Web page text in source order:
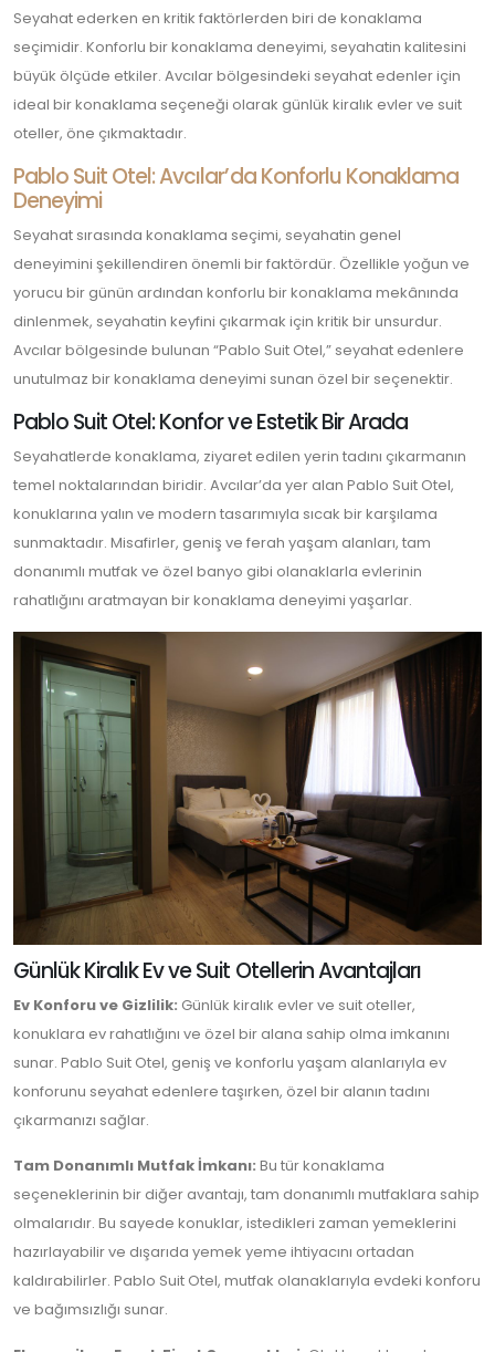
Seyahat ederken en kritik faktörlerden biri de konaklama
seçimidir. Konforlu bir konaklama deneyimi, seyahatin kalitesini
büyük ölçüde etkiler. Avcılar bölgesindeki seyahat edenler için
ideal bir konaklama seçeneği olarak günlük kiralık evler ve suit
oteller, öne çıkmaktadır.
Pablo Suit Otel: Avcılar’da Konforlu Konaklama
Deneyimi
Seyahat sırasında konaklama seçimi, seyahatin genel
deneyimini şekillendiren önemli bir faktördür. Özellikle yoğun ve
yorucu bir günün ardından konforlu bir konaklama mekânında
dinlenmek, seyahatin keyfini çıkarmak için kritik bir unsurdur.
Avcılar bölgesinde bulunan “Pablo Suit Otel,” seyahat edenlere
unutulmaz bir konaklama deneyimi sunan özel bir seçenektir.
Pablo Suit Otel: Konfor ve Estetik Bir Arada
Seyahatlerde konaklama, ziyaret edilen yerin tadını çıkarmanın
temel noktalarından biridir. Avcılar’da yer alan Pablo Suit Otel,
konuklarına yalın ve modern tasarımıyla sıcak bir karşılama
sunmaktadır. Misafirler, geniş ve ferah yaşam alanları, tam
donanımlı mutfak ve özel banyo gibi olanaklarla evlerinin
rahatlığını aratmayan bir konaklama deneyimi yaşarlar.
Günlük Kiralık Ev ve Suit Otellerin Avantajları
Ev Konforu ve Gizlilik: Günlük kiralık evler ve suit oteller,
konuklara ev rahatlığını ve özel bir alana sahip olma imkanını
sunar. Pablo Suit Otel, geniş ve konforlu yaşam alanlarıyla ev
konforunu seyahat edenlere taşırken, özel bir alanın tadını
çıkarmanızı sağlar.
Tam Donanımlı Mutfak İmkanı: Bu tür konaklama
seçeneklerinin bir diğer avantajı, tam donanımlı mutfaklara sahip
olmalarıdır. Bu sayede konuklar, istedikleri zaman yemeklerini
hazırlayabilir ve dışarıda yemek yeme ihtiyacını ortadan
kaldırabilirler. Pablo Suit Otel, mutfak olanaklarıyla evdeki konforu
ve bağımsızlığı sunar.